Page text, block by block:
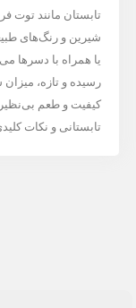
تابستان مانند توت
شیرین و رنگ‌های
یا همراه با دسرها
رسیده و تازه،
کیفیت و طعم
تابستانی و نکات